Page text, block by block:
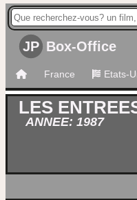
JP Box-Office
France Etats-
LES
ANNEE: 1987